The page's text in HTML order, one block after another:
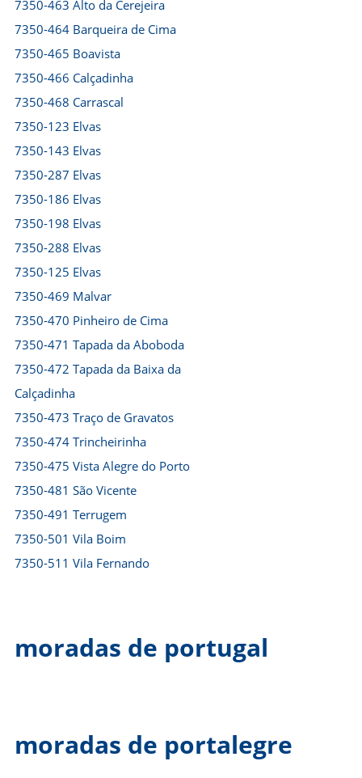
7350-463 Alto da Cerejeira
7350-464 Barqueira de Cima
7350-465 Boavista
7350-466 Calçadinha
7350-468 Carrascal
7350-123 Elvas
7350-143 Elvas
7350-287 Elvas
7350-186 Elvas
7350-198 Elvas
7350-288 Elvas
7350-125 Elvas
7350-469 Malvar
7350-470 Pinheiro de Cima
7350-471 Tapada da Aboboda
7350-472 Tapada da Baixa da
Calçadinha
7350-473 Traço de Gravatos
7350-474 Trincheirinha
7350-475 Vista Alegre do Porto
7350-481 São Vicente
7350-491 Terrugem
7350-501 Vila Boim
7350-511 Vila Fernando
moradas de portugal
moradas de portalegre